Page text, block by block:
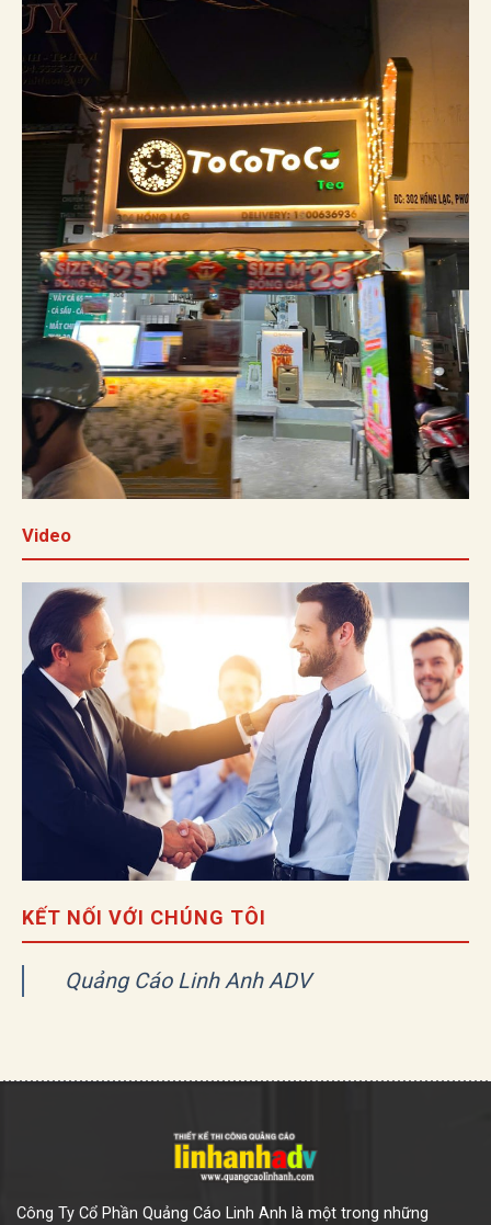
Video
KẾT NỐI VỚI CHÚNG TÔI
Quảng Cáo Linh Anh ADV
Công Ty Cổ Phần Quảng Cáo Linh Anh là một trong những